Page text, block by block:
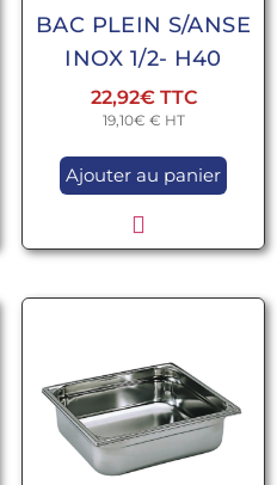
BAC PLEIN S/ANSE
INOX 1/2- H40
22,92€
19,10€ € HT
Ajouter au panier